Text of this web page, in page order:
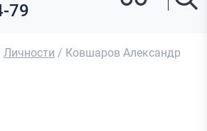
79
Личности / Ковшаров Александр